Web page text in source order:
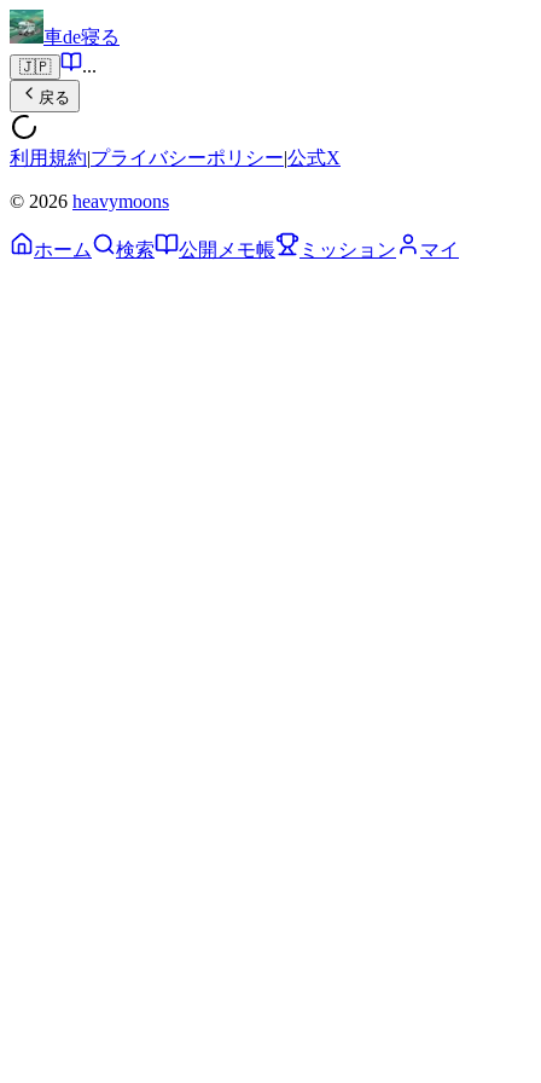
車de寝る
🇯🇵 ...
戻る
利用規約|プライバシーポリシー|公式X
© 2026 heavymoons
ホーム 検索 公開メモ帳 ミッション マイ